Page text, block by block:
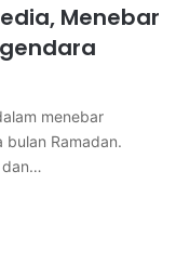
Menebar
menebar
Ramadan.
dan…